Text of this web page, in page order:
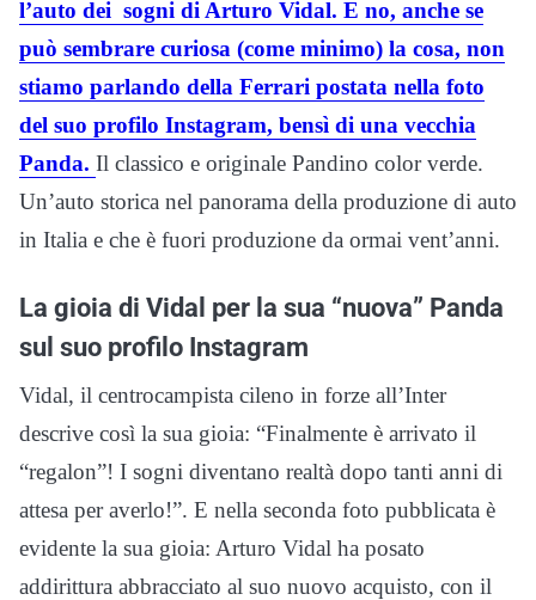
l’auto dei sogni di Arturo Vidal. E no, anche se
può sembrare curiosa (come minimo) la cosa, non
stiamo parlando della Ferrari postata nella foto
del suo profilo Instagram, bensì di una vecchia
Panda. Il classico e originale Pandino color verde.
Un’auto storica nel panorama della produzione di auto
in Italia e che è fuori produzione da ormai vent’anni.
La gioia di Vidal per la sua “nuova” Panda
sul suo profilo Instagram
Vidal, il centrocampista cileno in forze all’Inter
descrive così la sua gioia: “Finalmente è arrivato il
“regalon”! I sogni diventano realtà dopo tanti anni di
attesa per averlo!”. E nella seconda foto pubblicata è
evidente la sua gioia: Arturo Vidal ha posato
addirittura abbracciato al suo nuovo acquisto, con il